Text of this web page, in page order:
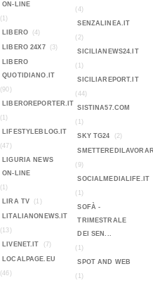
ON-LINE
(1)
LIBERO
(4)
LIBERO 24X7 (3)
LIBERO
QUOTIDIANO.IT
(90)
LIBEROREPORTER.IT
(1)
LIFESTYLEBLOG.IT
(47)
LIGURIA NEWS
ON-LINE
(1)
LIRA TV
(1)
LITALIANONEWS.IT
(13)
LIVENET.IT
(7)
LOCALPAGE.EU
(46)
(4)
SENZALINEA.IT
(2)
SICILIANEWS24.IT
(1)
SICILIAREPORT.IT
(44)
SISTINA57.COM
(1)
SKY TG24
(2)
(9)
SOCIALMEDIALIFE.IT
(1)
SOFÀ -
TRIMESTRALE
DEI SEN...
(1)
SPOT AND WEB
(1)